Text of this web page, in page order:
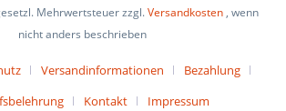
Mehrwertsteuer zzgl.Versandkosten, wenn
nicht anders beschrieben
Versandinformationen
Bezahlung
Kontakt Impressum